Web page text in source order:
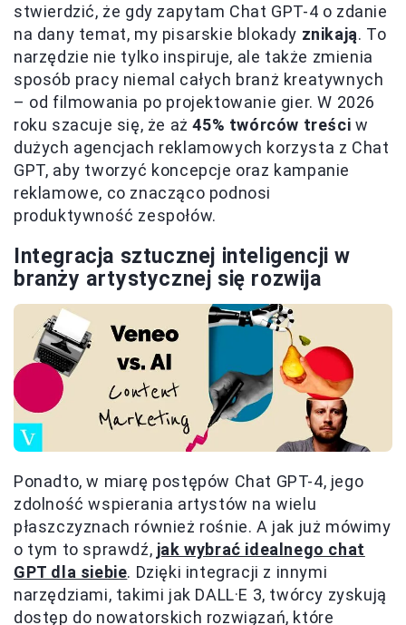
stwierdzić, że gdy zapytam Chat GPT-4 o zdanie
na dany temat, my pisarskie blokady znikają. To
narzędzie nie tylko inspiruje, ale także zmienia
sposób pracy niemal całych branż kreatywnych
– od filmowania po projektowanie gier. W 2026
roku szacuje się, że aż45% twórców treści w
dużych agencjach reklamowych korzysta z Chat
GPT, aby tworzyć koncepcje oraz kampanie
reklamowe, co znacząco podnosi
produktywność zespołów.
Integracja sztucznej inteligencji w
branży artystycznej się rozwija
Ponadto, w miarę postępów Chat GPT-4, jego
zdolność wspierania artystów na wielu
płaszczyznach również rośnie. A jak już mówimy
o tym to sprawdź, jak wybrać idealnego chat
GPT dla siebie. Dzięki integracji z innymi
narzędziami, takimi jak DALL·E 3, twórcy zyskują
dostęp do nowatorskich rozwiązań, które